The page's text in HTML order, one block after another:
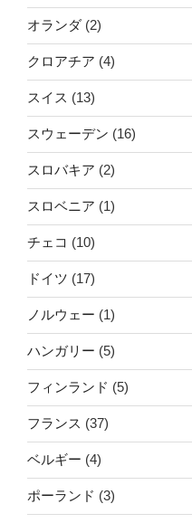
オランダ (2)
クロアチア (4)
スイス (13)
スウェーデン (16)
スロバキア (2)
スロベニア (1)
チェコ (10)
ドイツ (17)
ノルウェー (1)
ハンガリー (5)
フィンランド (5)
フランス (37)
ベルギー (4)
ポーランド (3)